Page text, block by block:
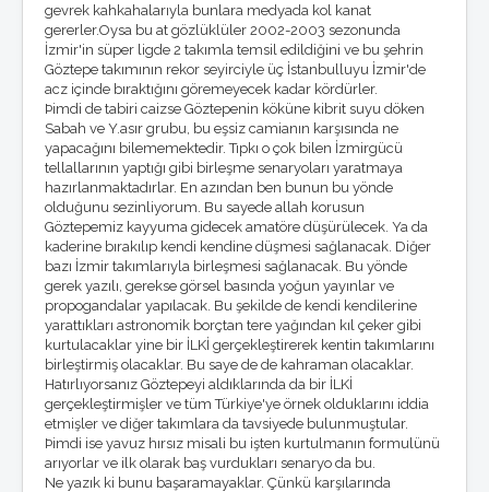
Tribünde bu hafta
Tribün anıları
Tribün besteleri
Tezahürat Kayıtları
Taraftar Anayasası
Multimedya
Göztepe TV
Foto Galeri
Winamp Skinleri
Ekran Koruyucu
KÖŞE YAZILARI
O.Reşat Sipahi
Mustafa Dalyanoğlu
Koray Emre Çokbankır
Serkan Boyacıoğlu
Burçak Ünsal
Hakan Taşpınar
Mehmet Altan
Özkan Cengiz
Özant Önçağ
Süleyman Yengil
gevrek kahkahalarıyla bunlara medyada kol kanat
gererler.Oysa bu at gözlüklüler 2002-2003 sezonunda
İzmir'in süper ligde 2 takımla temsil edildiğini ve bu şehrin
Göztepe takımının rekor seyirciyle üç İstanbulluyu İzmir'de
acz içinde bıraktığını göremeyecek kadar kördürler.
Þimdi de tabiri caizse Göztepenin köküne kibrit suyu döken
Sabah ve Y.asır grubu, bu eşsiz camianın karşısında ne
yapacağını bilememektedir. Tıpkı o çok bilen İzmirgücü
tellallarının yaptığı gibi birleşme senaryoları yaratmaya
hazırlanmaktadırlar. En azından ben bunun bu yönde
olduğunu sezinliyorum. Bu sayede allah korusun
Göztepemiz kayyuma gidecek amatöre düşürülecek. Ya da
kaderine bırakılıp kendi kendine düşmesi sağlanacak. Diğer
bazı İzmir takımlarıyla birleşmesi sağlanacak. Bu yönde
gerek yazılı, gerekse görsel basında yoğun yayınlar ve
propogandalar yapılacak. Bu şekilde de kendi kendilerine
yarattıkları astronomik borçtan tere yağından kıl çeker gibi
kurtulacaklar yine bir İLKİ gerçekleştirerek kentin takımlarını
birleştirmiş olacaklar. Bu saye de de kahraman olacaklar.
Hatırlıyorsanız Göztepeyi aldıklarında da bir İLKİ
gerçekleştirmişler ve tüm Türkiye'ye örnek olduklarını iddia
etmişler ve diğer takımlara da tavsiyede bulunmuştular.
Þimdi ise yavuz hırsız misali bu işten kurtulmanın formulünü
arıyorlar ve ilk olarak baş vurdukları senaryo da bu.
Ne yazık ki bunu başaramayaklar. Çünkü karşılarında